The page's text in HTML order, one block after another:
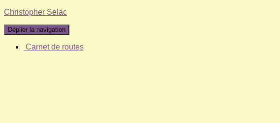
Christopher Selac
Déplier la navigation
Carnet de routes